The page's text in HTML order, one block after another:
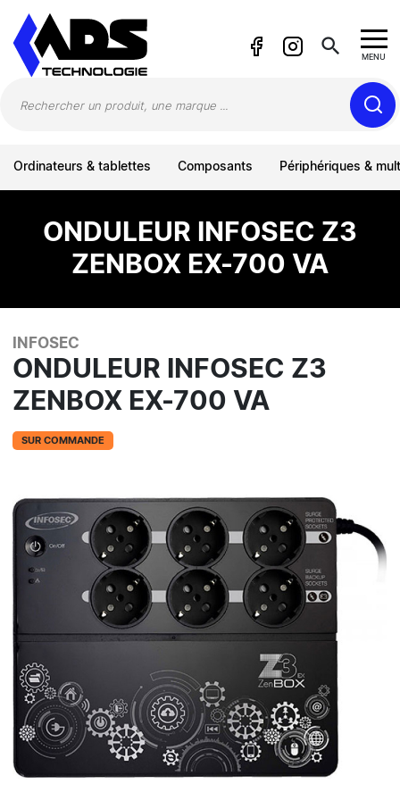
search MENU
Ordinateurs & tablettes Composants Périphériques &
ONDULEUR INFOSEC Z3
ZENBOX EX-700 VA
INFOSEC
ONDULEUR INFOSEC Z3
ZENBOX EX-700 VA
SUR COMMANDE